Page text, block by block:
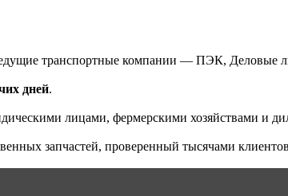
транспортные компании — ПЭК, Деловые
дней.
лицами, фермерскими хозяйствами и
запчастей, проверенный тысячами